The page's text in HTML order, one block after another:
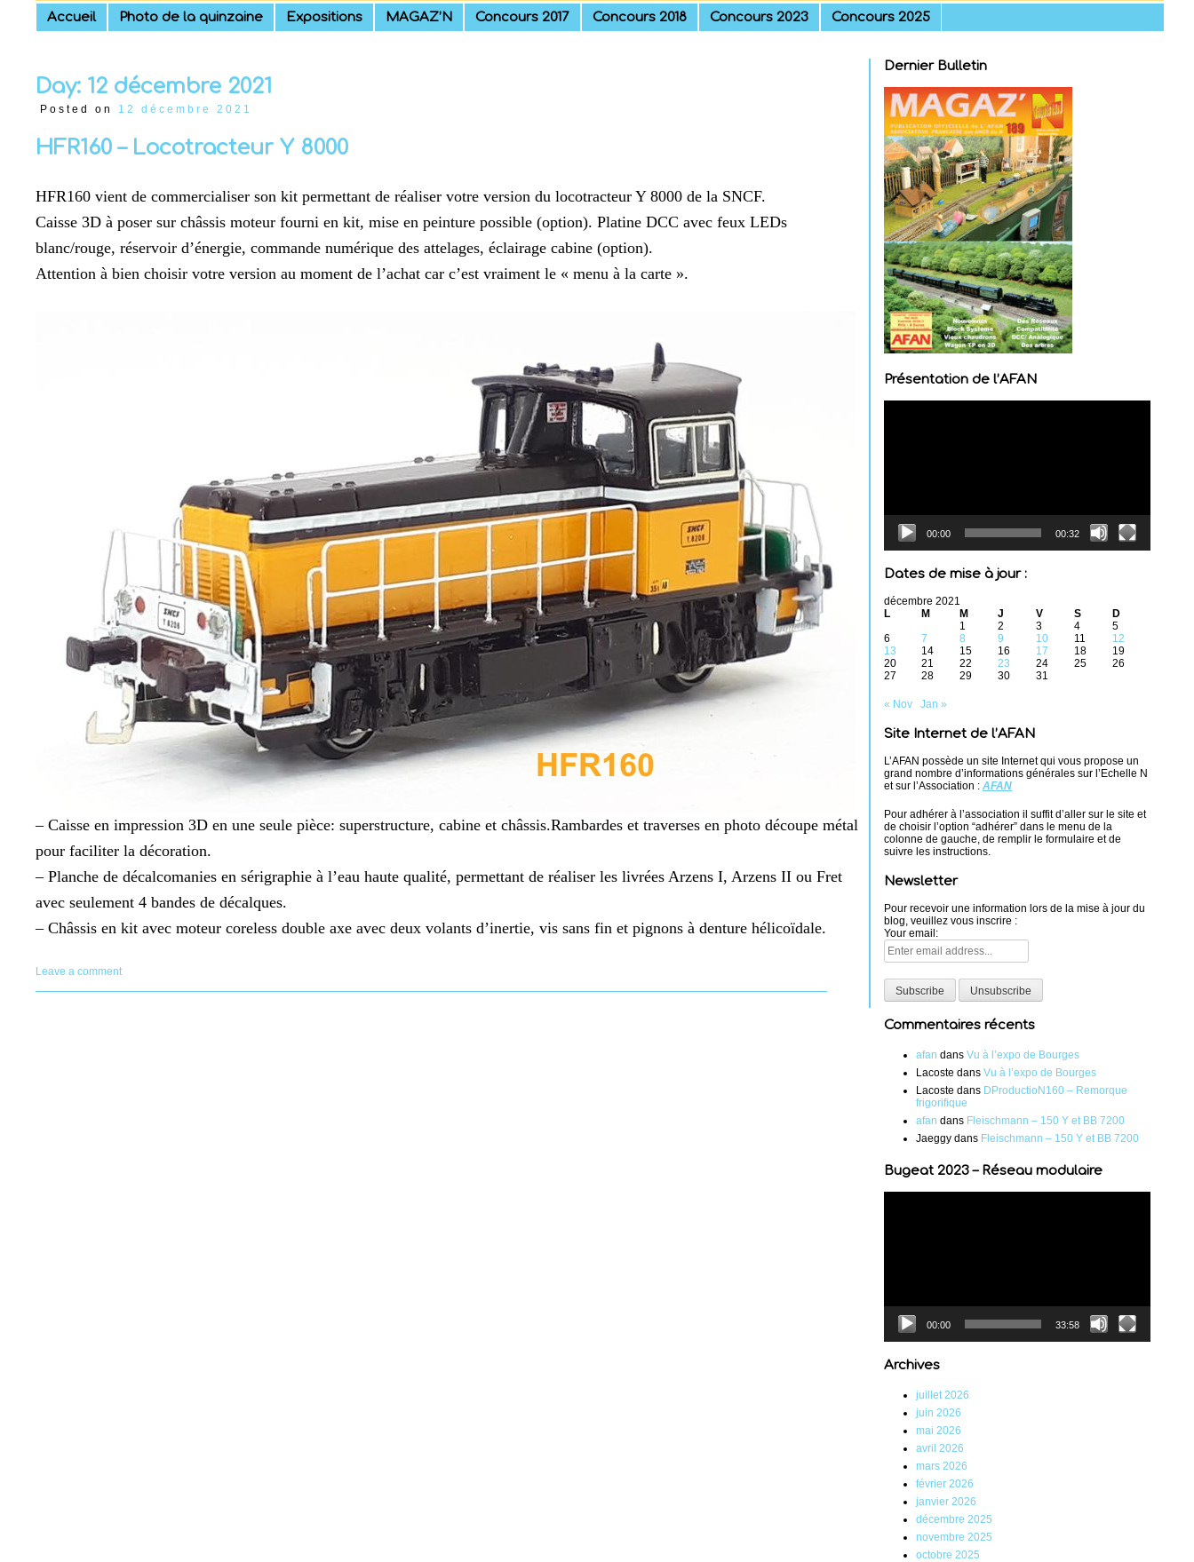
Skip
to
Accueil Photo de la quinzaine Expositions MAGAZ’N Concours 2017 Concours 2018 Concours 2023 Concours 2025
Day: 12 décembre 2021
Posted on 12 décembre 2021
HFR160 – Locotracteur Y 8000
HFR160 vient de commercialiser son kit permettant de réaliser votre version du locotracteur Y 8000 de la SNCF.
Caisse 3D à poser sur châssis moteur fourni en kit, mise en peinture possible (option). Platine DCC avec feux LEDs
blanc/rouge, réservoir d’énergie, commande numérique des attelages, éclairage cabine (option).
Attention à bien choisir votre version au moment de l’achat car c’est vraiment le « menu à la carte ».
– Caisse en impression 3D en une seule pièce: superstructure, cabine et châssis.Rambardes et traverses en photo découpe métal
pour faciliter la décoration.
– Planche de décalcomanies en sérigraphie à l’eau haute qualité, permettant de réaliser les livrées Arzens I, Arzens II ou Fret
avec seulement 4 bandes de décalques.
– Châssis en kit avec moteur coreless double axe avec deux volants d’inertie, vis sans fin et pignons à denture hélicoïdale.
Leave a comment
Dernier Bulletin
Présentation de l’AFAN
00:00 00:32
Dates de mise à jour :
décembre 2021
L
M M J V S
D
1
2 3 4
5
6
7 8 9 10 11
12
13
14 15 16 17 18
19
20
21 22 23 24 25
26
27
28 29 30 31
« Nov Jan »
Site Internet de l’AFAN
L’AFAN possède un site Internet qui vous propose un
grand nombre d’informations générales sur l’Echelle N
et sur l’Association : AFAN
Pour adhérer à l’association il suffit d’aller sur le site et
de choisir l’option “adhérer” dans le menu de la
colonne de gauche, de remplir le formulaire et de
suivre les instructions.
Newsletter
Pour recevoir une information lors de la mise à jour du
blog, veuillez vous inscrire :
Your email:
Commentaires récents
afan dans Vu à l’expo de Bourges
Lacoste dans Vu à l’expo de Bourges
Lacoste dans DProductioN160 – Remorque
frigorifique
afan dans Fleischmann – 150 Y et BB 7200
Jaeggy dans Fleischmann – 150 Y et BB 7200
Bugeat 2023 – Réseau modulaire
00:00 33:58
Archives
juillet 2026
juin 2026
mai 2026
avril 2026
mars 2026
février 2026
janvier 2026
décembre 2025
novembre 2025
octobre 2025